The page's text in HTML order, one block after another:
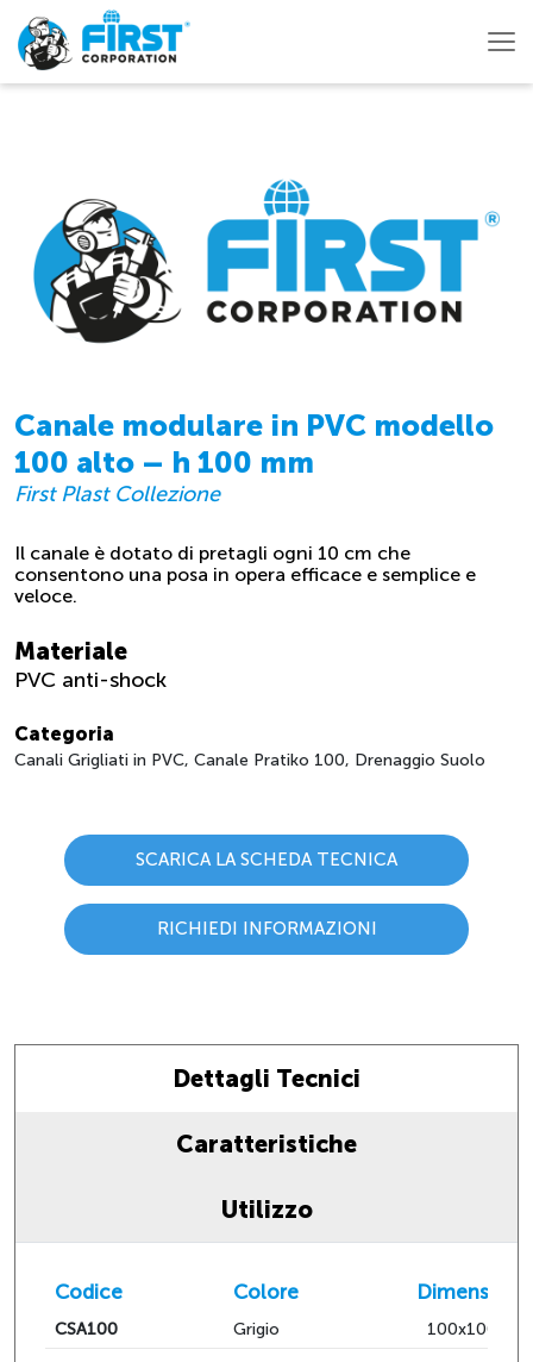
Canale modulare in PVC modello
100 alto – h 100 mm
First Plast Collezione
Il canale è dotato di pretagli ogni 10 cm che
consentono una posa in opera efficace e semplice e
veloce.
Materiale
PVC anti-shock
Categoria
Canali Grigliati in PVC, Canale Pratiko 100, Drenaggio Suolo
SCARICA LA SCHEDA TECNICA
RICHIEDI INFORMAZIONI
Dettagli Tecnici
Caratteristiche
Utilizzo
Codice Colore Dimensioni
CSA100 Grigio